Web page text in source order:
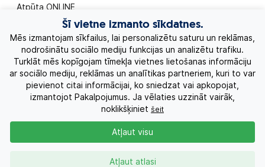
Atpūta ONLINE
Ekskursiju ceļojumi
Eksotiskie ceļojumi
Labākie piedāvājumi
Kruīzi
Šī vietne izmanto sīkdatnes.
Mēs izmantojam sīkfailus, lai personalizētu saturu un reklāmas,
nodrošinātu sociālo mediju funkcijas un analizētu trafiku.
Turklāt mēs kopīgojam tīmekļa vietnes lietošanas informāciju
ar sociālo mediju, reklāmas un analītikas partneriem, kuri to var
pievienot citai informācijai, ko sniedzat vai apkopojat,
izmantojot Pakalpojumus. Ja vēlaties uzzināt vairāk,
noklikšķiniet šeit
Atļaut atlasi
Atļaut visu